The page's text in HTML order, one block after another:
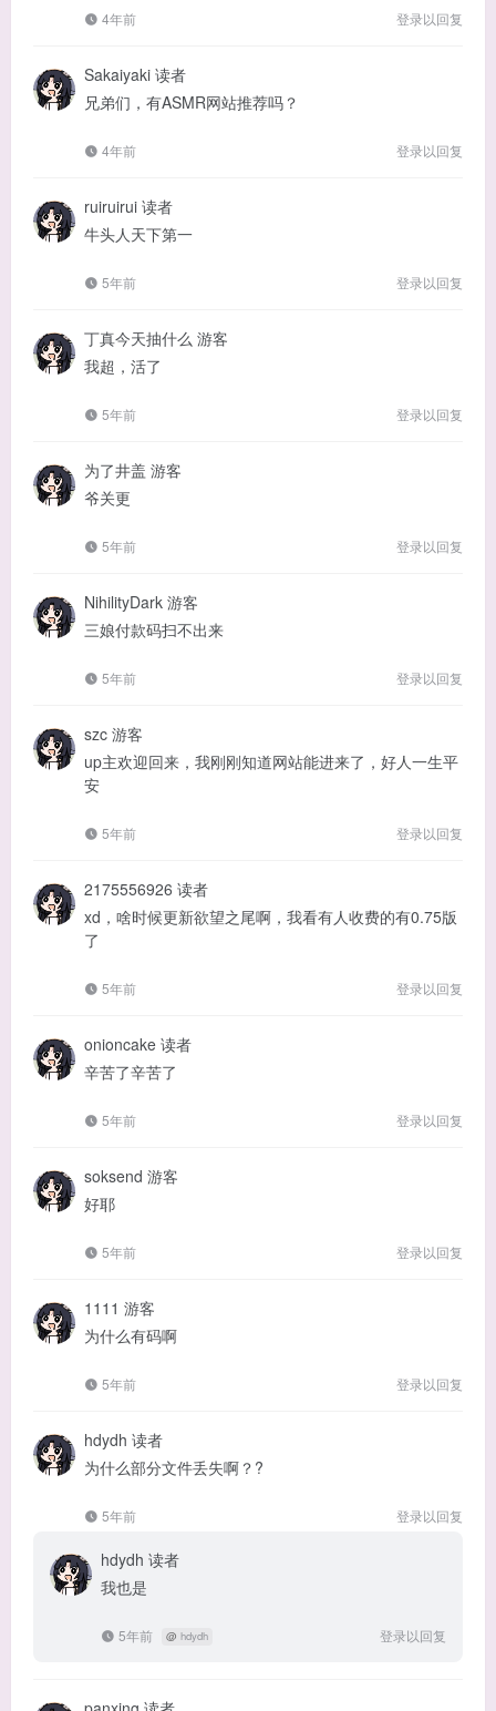
4年前 登录以回复
Sakaiyaki 读者
兄弟们，有ASMR网站推荐吗？
4年前 登录以回复
ruiruirui 读者
牛头人天下第一
5年前 登录以回复
丁真今天抽什么 游客
我超，活了
5年前 登录以回复
为了井盖 游客
爷关更
5年前 登录以回复
NihilityDark 游客
三娘付款码扫不出来
5年前 登录以回复
szc 游客
up主欢迎回来，我刚刚知道网站能进来了，好人一生平
安
5年前 登录以回复
2175556926 读者
xd，啥时候更新欲望之尾啊，我看有人收费的有0.75版
了
5年前 登录以回复
onioncake 读者
辛苦了辛苦了
5年前 登录以回复
soksend 游客
好耶
5年前 登录以回复
1111 游客
为什么有码啊
5年前 登录以回复
hdydh 读者
为什么部分文件丢失啊？?
5年前 登录以回复
hdydh 读者
我也是
5年前 @ hdydh 登录以回复